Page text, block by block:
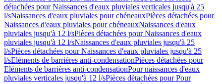
détachées pour Naissances d'eaux pluviales verticales jusqu'à 25
l/sNaissances d'eaux pluviales pour chéneauxPièces détachées pour
Naissances d'eaux pluviales pour chéneauxNaissances d'eaux
pluviales jusqu'à 12 l/sPièces détachées pour Naissances d'eaux
pluviales jusqu'à 12 l/sNaissances d'eaux pluviales jusqu'à 25
l/sPièces détachées pour Naissances d'eaux pluviales jusqu'à 25
l/sEléments de barrières anti-condensationPièces détachées pour
Eléments de barrières anti-condensationPour naissances d'eaux
pluviales verticales jusqu'à 12 l/sPièces détachées pour Pour